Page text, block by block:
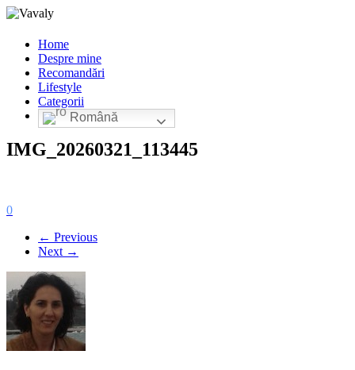
Home
Despre mine
Recomandări
Lifestyle
Categorii
Română
IMG_20260321_113445
0
← Previous
Next →